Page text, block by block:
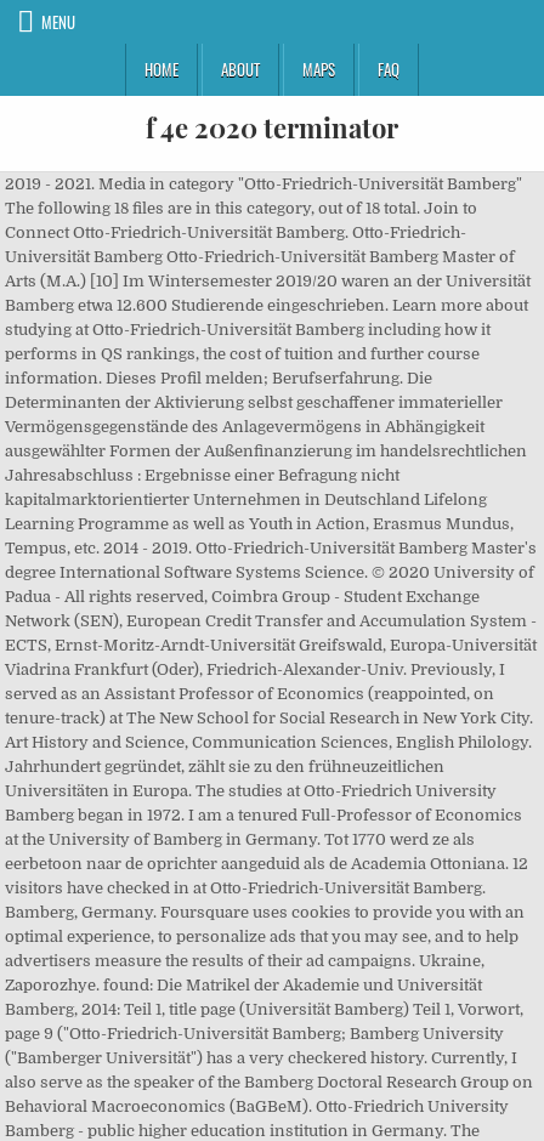
MENU
HOME
ABOUT MAPS FAQ
f 4e 2020 terminator
2019 - 2021. Media in category "Otto-Friedrich-Universität Bamberg"
The following 18 files are in this category, out of 18 total. Join to
Connect Otto-Friedrich-Universität Bamberg. Otto-Friedrich-
Universität Bamberg Otto-Friedrich-Universität Bamberg Master of
Arts (M.A.) [10] Im Wintersemester 2019/20 waren an der Universität
Bamberg etwa 12.600 Studierende eingeschrieben. Learn more about
studying at Otto-Friedrich-Universität Bamberg including how it
performs in QS rankings, the cost of tuition and further course
information. Dieses Profil melden; Berufserfahrung. Die
Determinanten der Aktivierung selbst geschaffener immaterieller
Vermögensgegenstände des Anlagevermögens in Abhängigkeit
ausgewählter Formen der Außenfinanzierung im handelsrechtlichen
Jahresabschluss : Ergebnisse einer Befragung nicht
kapitalmarktorientierter Unternehmen in Deutschland Lifelong
Learning Programme as well as Youth in Action, Erasmus Mundus,
Tempus, etc. 2014 - 2019. Otto-Friedrich-Universität Bamberg Master's
degree International Software Systems Science. © 2020 University of
Padua - All rights reserved, Coimbra Group - Student Exchange
Network (SEN), European Credit Transfer and Accumulation System -
ECTS, Ernst-Moritz-Arndt-Universität Greifswald, Europa-Universität
Viadrina Frankfurt (Oder), Friedrich-Alexander-Univ. Previously, I
served as an Assistant Professor of Economics (reappointed, on
tenure-track) at The New School for Social Research in New York City.
Art History and Science, Communication Sciences, English Philology.
Jahrhundert gegründet, zählt sie zu den frühneuzeitlichen
Universitäten in Europa. The studies at Otto-Friedrich University
Bamberg began in 1972. I am a tenured Full-Professor of Economics
at the University of Bamberg in Germany. Tot 1770 werd ze als
eerbetoon naar de oprichter aangeduid als de Academia Ottoniana. 12
visitors have checked in at Otto-Friedrich-Universität Bamberg.
Bamberg, Germany. Foursquare uses cookies to provide you with an
optimal experience, to personalize ads that you may see, and to help
advertisers measure the results of their ad campaigns. Ukraine,
Zaporozhye. found: Die Matrikel der Akademie und Universität
Bamberg, 2014: Teil 1, title page (Universität Bamberg) Teil 1, Vorwort,
page 9 ("Otto-Friedrich-Universität Bamberg; Bamberg University
("Bamberger Universität") has a very checkered history. Currently, I
also serve as the speaker of the Bamberg Doctoral Research Group on
Behavioral Macroeconomics (BaGBeM). Otto-Friedrich University
Bamberg - public higher education institution in Germany. The